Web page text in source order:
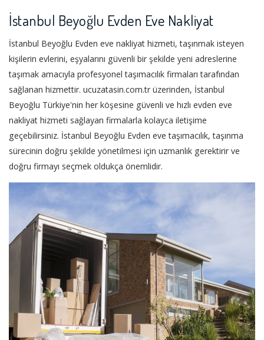
İstanbul Beyoğlu Evden Eve Nakliyat
İstanbul Beyoğlu Evden eve nakliyat hizmeti, taşınmak isteyen
kişilerin evlerini, eşyalarını güvenli bir şekilde yeni adreslerine
taşımak amacıyla profesyonel taşımacılık firmaları tarafından
sağlanan hizmettir. ucuzatasin.com.tr üzerinden, İstanbul
Beyoğlu Türkiye'nin her köşesine güvenli ve hızlı evden eve
nakliyat hizmeti sağlayan firmalarla kolayca iletişime
geçebilirsiniz. İstanbul Beyoğlu Evden eve taşımacılık, taşınma
sürecinin doğru şekilde yönetilmesi için uzmanlık gerektirir ve
doğru firmayı seçmek oldukça önemlidir.